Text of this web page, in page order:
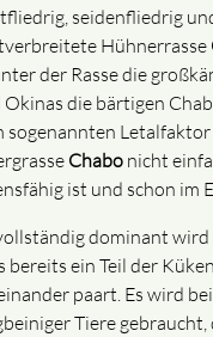
seidenfliedrig
Hühnerrasse
der Rasse die
Okinas die bärtigen
sogenannten
Chabonicht
ist und schon im
dominant
bereits ein Teil der
paart. Es wird
Tiere